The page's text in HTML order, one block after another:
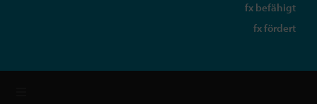
fx befähigt
fx fördert